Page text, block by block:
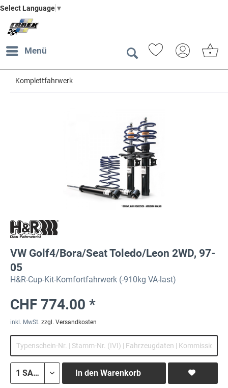
Select Language ▼
Menü
Komplettfahrwerk
VW Golf4/Bora/Seat Toledo/Leon 2WD, 97-
05
H&R-Cup-Kit-Komfortfahrwerk (-910kg VA-last)
CHF 774.00 *
inkl. MwSt. zzgl. Versandkosten
In den Warenkorb